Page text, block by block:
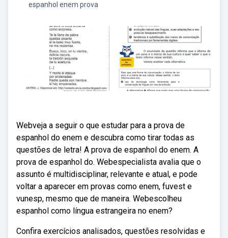
espanhol enem prova
Webveja a seguir o que estudar para a prova de
espanhol do enem e descubra como tirar todas as
questões de letra! A prova de espanhol do enem. A
prova de espanhol do. Webespecialista avalia que o
assunto é multidisciplinar, relevante e atual, e pode
voltar a aparecer em provas como enem, fuvest e
vunesp, mesmo que de maneira. Webescolheu
espanhol como língua estrangeira no enem?
Confira exercícios analisados, questões resolvidas e